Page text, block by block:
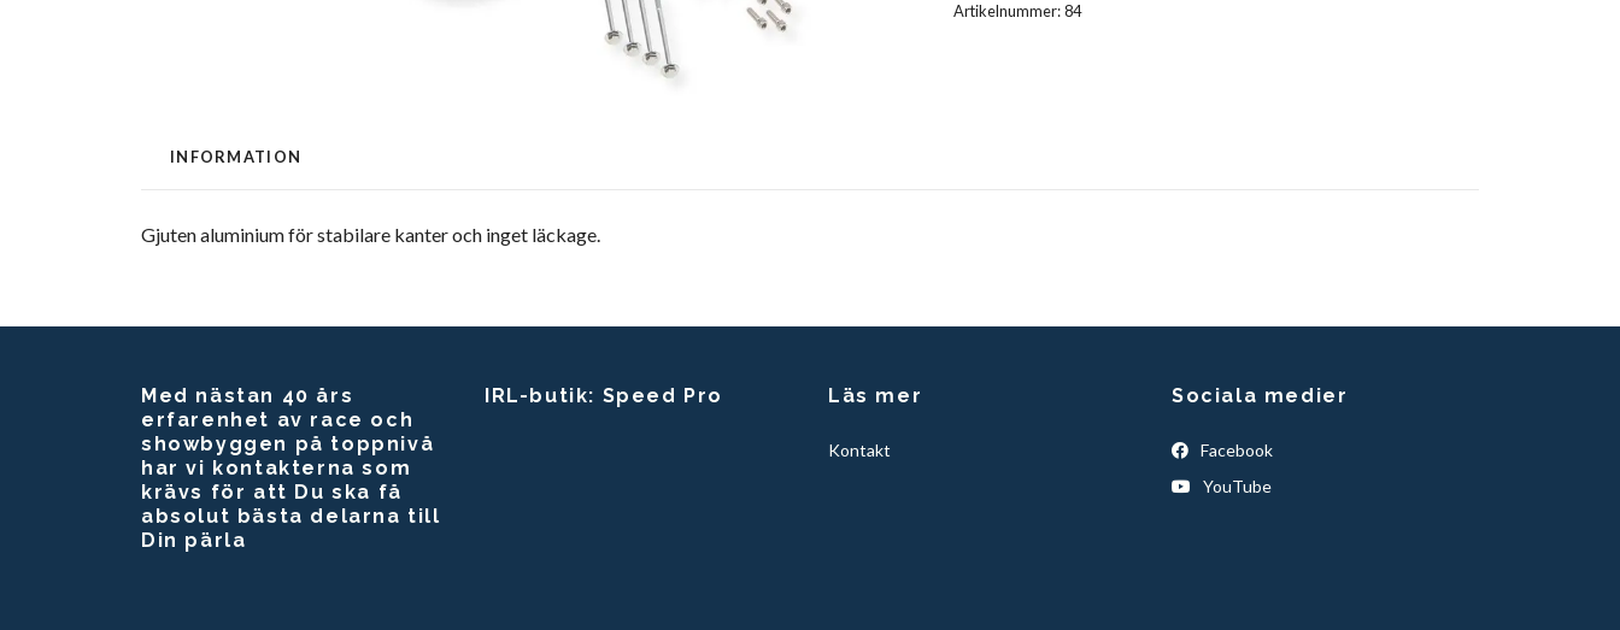
Artikelnummer:84
INFORMATION
Gjuten aluminium för stabilare kanter och inget läckage.
Med nästan 40 års
erfarenhet av race och
showbyggen på toppnivå
har vi kontakterna som
krävs för att Du ska få
absolut bästa delarna till
Din pärla
IRL-butik: Speed Pro Läs mer
Kontakt
Sociala medier
Facebook
YouTube